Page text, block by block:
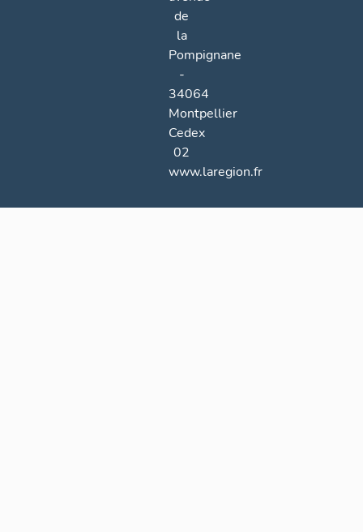
de
la
Pompignane
-
34064
Montpellier
Cedex
02
www.laregion.fr